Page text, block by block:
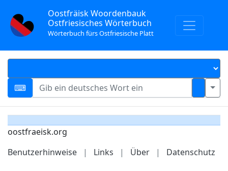
Oostfräisk Woordenbauk
Ostfriesisches Wörterbuch
Wörterbuch fürs Ostfriesische Platt
oostfraeisk.org
Benutzerhinweise
| Links | Über | Datenschutz